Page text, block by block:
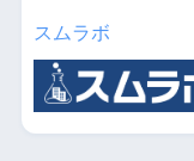
スムラボ